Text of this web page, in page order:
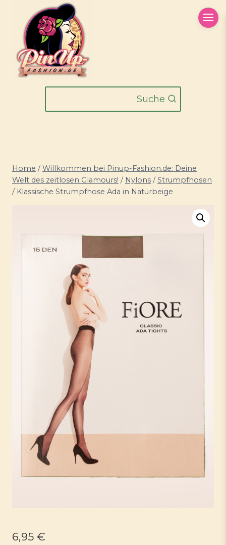
springen
Suche
Home / Willkommen bei Pinup-Fashion.de: Deine
Welt des zeitlosen Glamours! / Nylons / Strumpfhosen
/ Klassische Strumpfhose Ada in Naturbeige
6,95 €